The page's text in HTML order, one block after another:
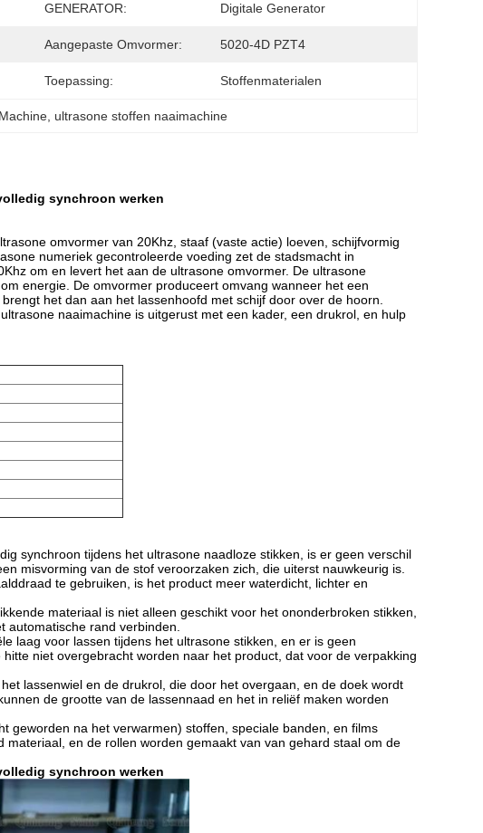
GENERATOR: Digitale Generator
Aangepaste Omvormer: 5020-4D PZT4
Toepassing: Stoffenmaterialen
ultrasone stoffen naaimachine
synchroon werken
omvormer van 20Khz, staaf (vaste actie) loeven, schijfvormig
numeriek gecontroleerde voeding zet de stadsmacht in
om en levert het aan de ultrasone omvormer. De ultrasone
energie. De omvormer produceert omvang wanneer het een
het dan aan het lassenhoofd met schijf door over de hoorn.
naaimachine is uitgerust met een kader, een drukrol, en hulp
synchroon tijdens het ultrasone naadloze stikken, is er geen verschil
misvorming van de stof veroorzaken zich, die uiterst nauwkeurig is.
te gebruiken, is het product meer waterdicht, lichter en
materiaal is niet alleen geschikt voor het ononderbroken stikken,
automatische rand verbinden.
laag voor lassen tijdens het ultrasone stikken, en er is geen
niet overgebracht worden naar het product, dat voor de verpakking
lassenwiel en de drukrol, die door het overgaan, en de doek wordt
de grootte van de lassennaad en het in reliëf maken worden
geworden na het verwarmen) stoffen, speciale banden, en films
en de rollen worden gemaakt van van gehard staal om de
synchroon werken